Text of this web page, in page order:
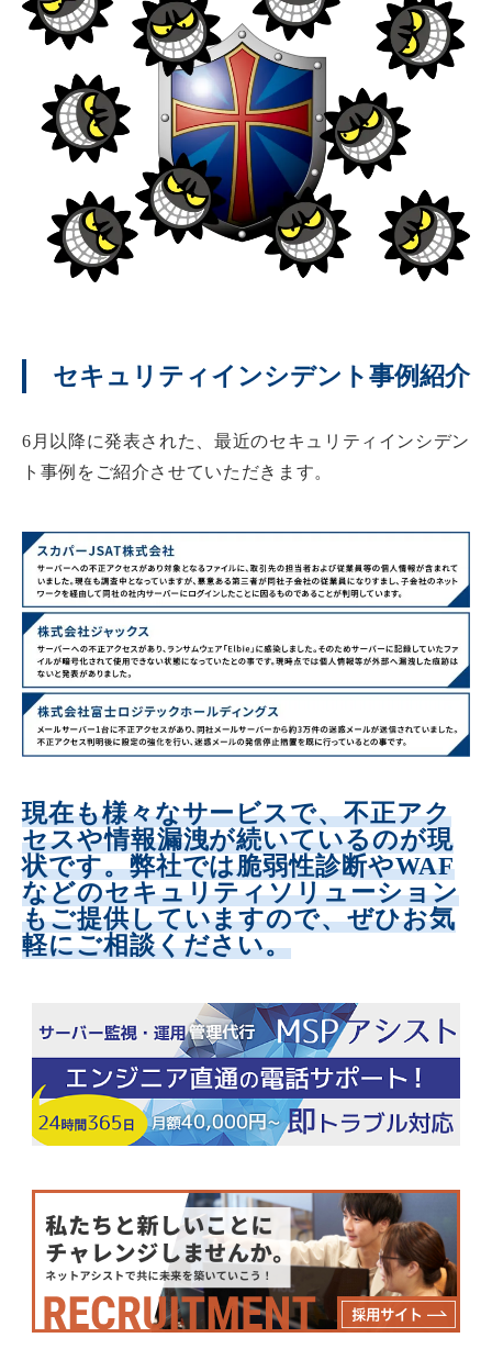
セキュリティインシデント事例紹介
6月以降に発表された、最近のセキュリティインシデン
ト事例をご紹介させていただきます。
現在も様々なサービスで、不正アク
セスや情報漏洩が続いているのが現
状です。弊社では脆弱性診断やWAF
などのセキュリティソリューション
もご提供していますので、ぜひお気
軽にご相談ください。